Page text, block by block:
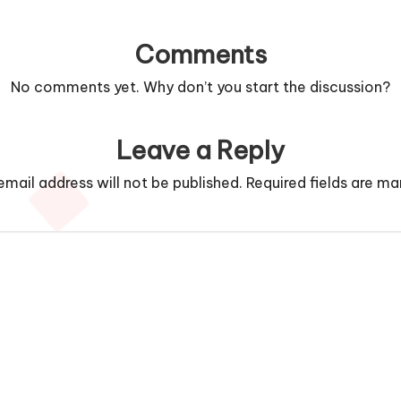
Comments
No comments yet. Why don’t you start the discussion?
Leave a Reply
address will not be published. Required fields are